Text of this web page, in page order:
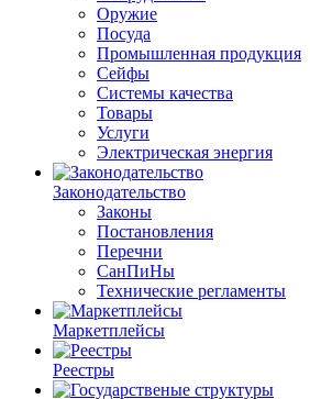
Оружие
Посуда
Промышленная продукция
Сейфы
Системы качества
Товары
Услуги
Электрическая энергия
Законодательство
Законы
Постановления
Перечни
СанПиНы
Технические регламенты
Маркетплейсы
Реестры